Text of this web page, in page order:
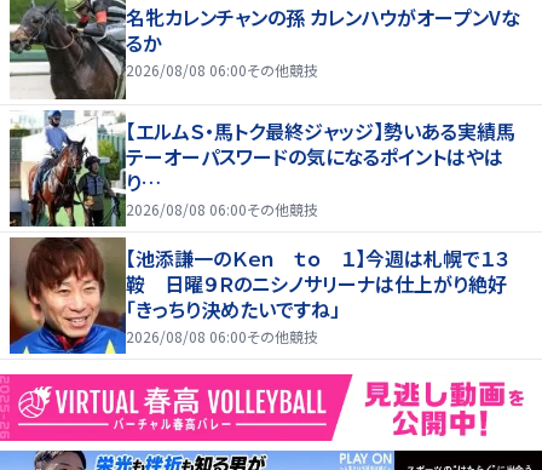
名牝カレンチャンの孫 カレンハウがオープンVな
るか
2026/08/08 06:00その他競技
【エルムＳ・馬トク最終ジャッジ】勢いある実績馬
テーオーパスワードの気になるポイントはやは
り…
2026/08/08 06:00その他競技
【池添謙一のＫｅｎ ｔｏ １】今週は札幌で１３
鞍 日曜９Ｒのニシノサリーナは仕上がり絶好
「きっちり決めたいですね」
2026/08/08 06:00その他競技